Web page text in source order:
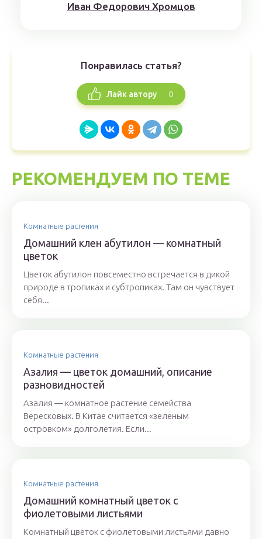
Иван Федорович Хромцов
Понравилась статья?
Лайк автору 0
РЕКОМЕНДУЕМ ПО ТЕМЕ
Комнатные растения
Домашний клен абутилон — комнатный
цветок
Цветок абутилон повсеместно встречается в дикой
природе в тропиках и субтропиках. Там он чувствует
себя...
Комнатные растения
Азалия — цветок домашний, описание
разновидностей
Азалия — комнатное растение семейства
Вересковых. В Китае считается «зеленым
островком» долголетия. Если...
Комнатные растения
Домашний комнатный цветок с
фиолетовыми листьями
Комнатный цветок с фиолетовыми листьями давно